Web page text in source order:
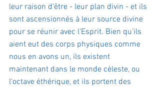
leur raison d'être - leur plan divin - et ils
sont ascensionnés à leur source divine
pour se réunir avec l'Esprit. Bien qu'ils
aient eut des corps physiques comme
nous en avons un, ils existent
maintenant dans le monde céleste, ou
l'octave éthérique, et ils portent des